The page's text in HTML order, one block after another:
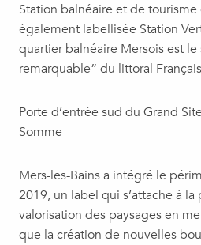
Station balnéaire et de tourisme
également labellisée Station
quartier balnéaire Mersois est
remarquable” du littoral
Porte d’entrée sud du Grand
Somme
Mers-les-Bains a intégré le
2019, un label qui s’attache à
valorisation des paysages en
que la création de nouvelles